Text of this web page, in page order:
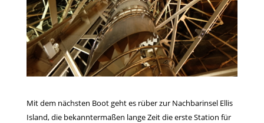
Mit dem nächsten Boot geht es rüber zur Nachbarinsel Ellis
Island, die bekanntermaßen lange Zeit die erste Station für